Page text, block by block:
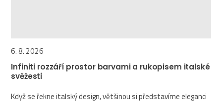
6. 8. 2026
Infiniti rozzáří prostor barvami a rukopisem italské
svěžesti
Když se řekne italský design, většinou si představíme eleganci